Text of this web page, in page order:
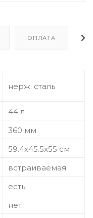
ОПЛАТА
нерж. сталь
44 л
360 мм
59.4x45.5x55 cм
встраиваемая
есть
нет